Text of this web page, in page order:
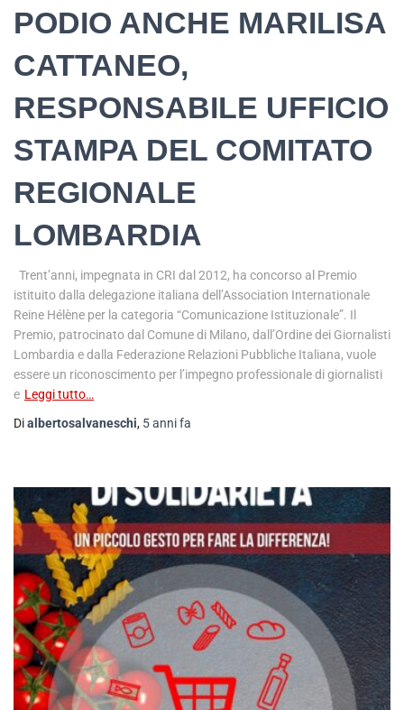
PODIO ANCHE MARILISA
CATTANEO,
RESPONSABILE UFFICIO
STAMPA DEL COMITATO
REGIONALE
LOMBARDIA
Trent’anni, impegnata in CRI dal 2012, ha concorso al Premio
istituito dalla delegazione italiana dell’Association Internationale
Reine Hélène per la categoria “Comunicazione Istituzionale”. Il
Premio, patrocinato dal Comune di Milano, dall’Ordine dei Giornalisti
Lombardia e dalla Federazione Relazioni Pubbliche Italiana, vuole
essere un riconoscimento per l’impegno professionale di giornalisti
e Leggi tutto…
Dialbertosalvaneschi, 5 annifa